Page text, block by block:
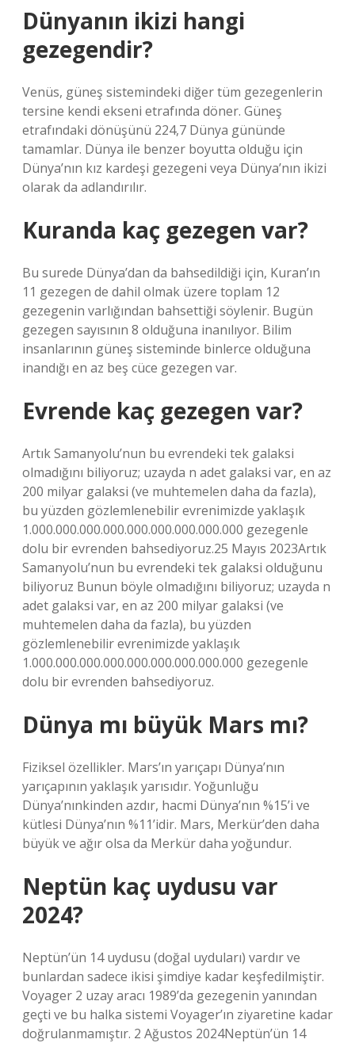
Dünyanın ikizi hangi
gezegendir?
Venüs, güneş sistemindeki diğer tüm gezegenlerin
tersine kendi ekseni etrafında döner. Güneş
etrafındaki dönüşünü 224,7 Dünya gününde
tamamlar. Dünya ile benzer boyutta olduğu için
Dünya’nın kız kardeşi gezegeni veya Dünya’nın ikizi
olarak da adlandırılır.
Kuranda kaç gezegen var?
Bu surede Dünya’dan da bahsedildiği için, Kuran’ın
11 gezegen de dahil olmak üzere toplam 12
gezegenin varlığından bahsettiği söylenir. Bugün
gezegen sayısının 8 olduğuna inanılıyor. Bilim
insanlarının güneş sisteminde binlerce olduğuna
inandığı en az beş cüce gezegen var.
Evrende kaç gezegen var?
Artık Samanyolu’nun bu evrendeki tek galaksi
olmadığını biliyoruz; uzayda n adet galaksi var, en az
200 milyar galaksi (ve muhtemelen daha da fazla),
bu yüzden gözlemlenebilir evrenimizde yaklaşık
1.000.000.000.000.000.000.000.000.000 gezegenle
dolu bir evrenden bahsediyoruz.25 Mayıs 2023Artık
Samanyolu’nun bu evrendeki tek galaksi olduğunu
biliyoruz Bunun böyle olmadığını biliyoruz; uzayda n
adet galaksi var, en az 200 milyar galaksi (ve
muhtemelen daha da fazla), bu yüzden
gözlemlenebilir evrenimizde yaklaşık
1.000.000.000.000.000.000.000.000.000 gezegenle
dolu bir evrenden bahsediyoruz.
Dünya mı büyük Mars mı?
Fiziksel özellikler. Mars’ın yarıçapı Dünya’nın
yarıçapının yaklaşık yarısıdır. Yoğunluğu
Dünya’nınkinden azdır, hacmi Dünya’nın %15’i ve
kütlesi Dünya’nın %11’idir. Mars, Merkür’den daha
büyük ve ağır olsa da Merkür daha yoğundur.
Neptün kaç uydusu var
2024?
Neptün’ün 14 uydusu (doğal uyduları) vardır ve
bunlardan sadece ikisi şimdiye kadar keşfedilmiştir.
Voyager 2 uzay aracı 1989’da gezegenin yanından
geçti ve bu halka sistemi Voyager’ın ziyaretine kadar
doğrulanmamıştır. 2 Ağustos 2024Neptün’ün 14